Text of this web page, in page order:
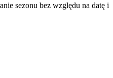
sezonu bez względu na datę i